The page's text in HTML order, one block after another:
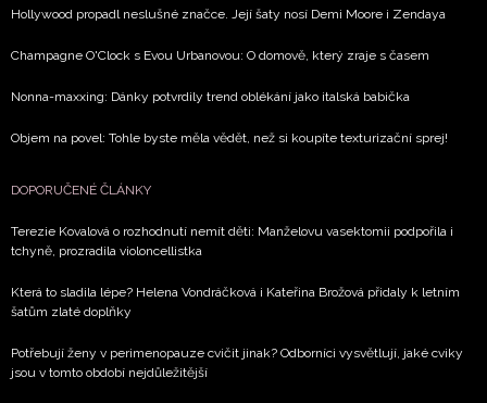
Hollywood propadl neslušné značce. Její šaty nosí Demi Moore i Zendaya
Champagne O'Clock s Evou Urbanovou: O domově, který zraje s časem
Nonna-maxxing: Dánky potvrdily trend oblékání jako italská babička
Objem na povel: Tohle byste měla vědět, než si koupíte texturizační sprej!
DOPORUČENÉ ČLÁNKY
Terezie Kovalová o rozhodnutí nemít děti: Manželovu vasektomii podpořila i
tchyně, prozradila violoncellistka
Která to sladila lépe? Helena Vondráčková i Kateřina Brožová přidaly k letním
šatům zlaté doplňky
Potřebují ženy v perimenopauze cvičit jinak? Odborníci vysvětlují, jaké cviky
jsou v tomto období nejdůležitější